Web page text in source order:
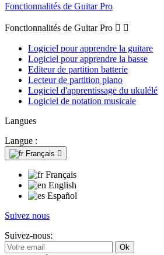
Fonctionnalités de Guitar Pro
Fonctionnalités de Guitar Pro  
Logiciel pour apprendre la guitare
Logiciel pour apprendre la basse
Editeur de partition batterie
Lecteur de partition piano
Logiciel d'apprentissage du ukulélé
Logiciel de notation musicale
Langues
Langue :
Français 
Français
English
Español
Suivez nous
Suivez-nous: